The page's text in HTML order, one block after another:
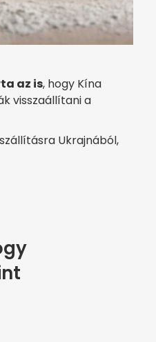
az is, hogy Kína
visszaállítani a
Ukrajnából,